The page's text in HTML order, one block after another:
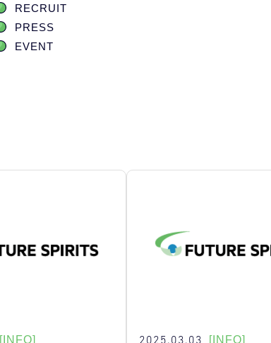
RECRUIT
PRESS
EVENT
[INFO] 2025.03.03 [INFO]